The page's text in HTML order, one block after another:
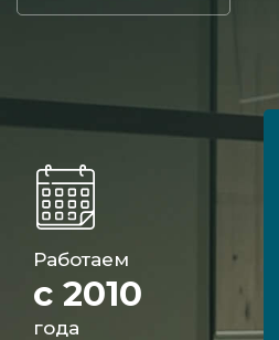
Работаем
с 2010
года